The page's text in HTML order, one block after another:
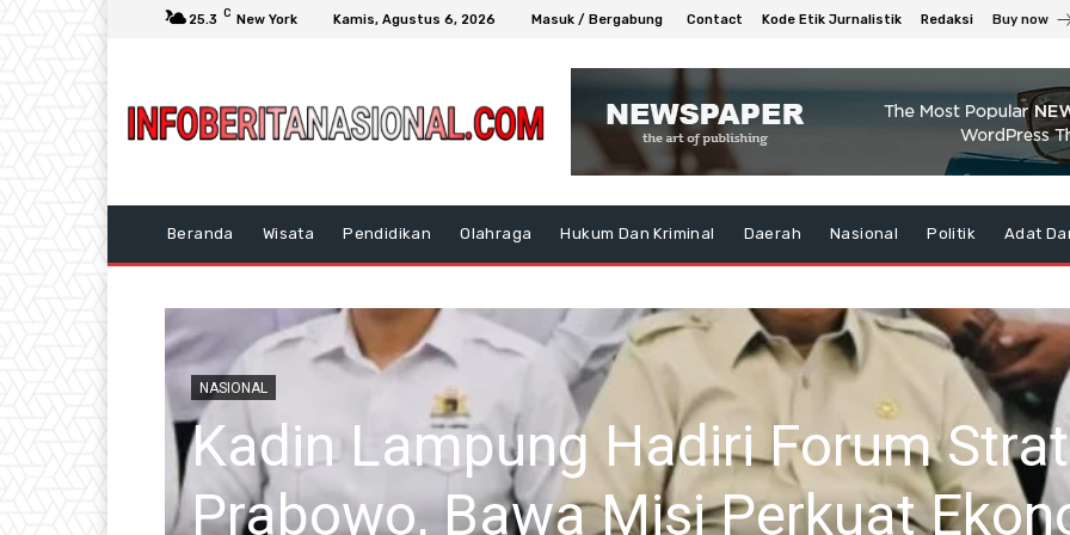
25.3 C New York Kamis, Agustus 6, 2026 Masuk / Bergabung Contact Kode Etik Jurnalistik Redaksi Buy now
Beranda Wisata Pendidikan Olahraga Hukum Dan Kriminal Daerah Nasional Politik Adat
NASIONAL
Polsek Cisoka Berhasil
Pengedar Obat Keras Daftar G di